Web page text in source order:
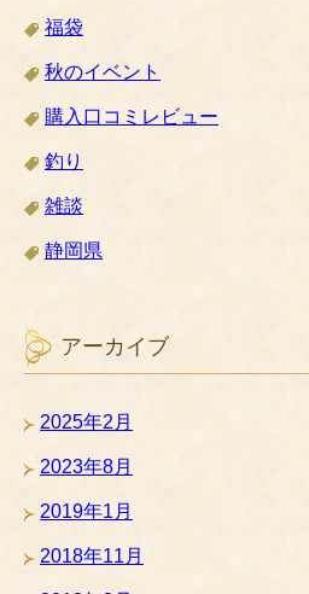
福袋
秋のイベント
購入口コミレビュー
釣り
雑談
静岡県
アーカイブ
2025年2月
2023年8月
2019年1月
2018年11月